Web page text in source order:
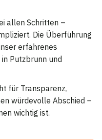
allen Schritten –
Die Überführung
erfahrenes
Putzbrunn und
für Transparenz,
würdevolle Abschied –
wichtig ist.